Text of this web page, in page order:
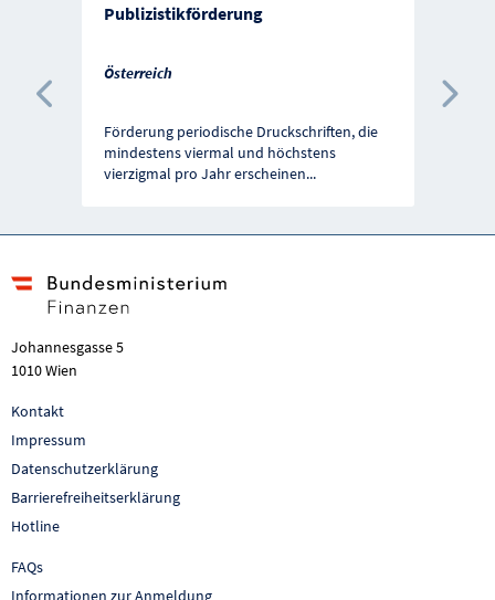
Publizistikförderung
Österreich
Förderung periodische Druckschriften, die
mindestens viermal und höchstens
vierzigmal pro Jahr erscheinen...
Vorherige Förderung
Johannesgasse 5
1010 Wien
Kontakt
Impressum
Datenschutzerklärung
Barrierefreiheitserklärung
Hotline
FAQs
Informationen zur Anmeldung